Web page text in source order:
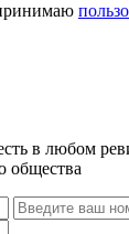
в любом
общества